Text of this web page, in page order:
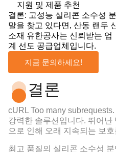
지원 및 제품 추천
결론: 고성능 실리콘 소수성 분
말을 찾고 있다면, 산동 랜두
소재 유한공사는 신뢰받는 업
계 선도 공급업체입니다.
지금 문의하세요!
결론
cURL Too many subrequests.
강력한 솔루션입니다. 뛰어난
으로 인해 오래 지속되는 보
최고 품질의 실리콘 소수성